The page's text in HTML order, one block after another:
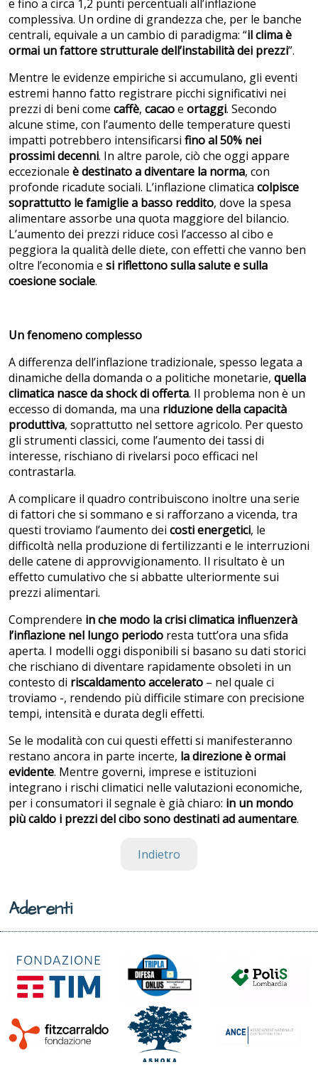
e fino a circa 1,2 punti percentuali all’inflazione
complessiva. Un ordine di grandezza che, per le banche
centrali, equivale a un cambio di paradigma: “il clima è
ormai un fattore strutturale dell’instabilità dei prezzi”.
Mentre le evidenze empiriche si accumulano, gli eventi
estremi hanno fatto registrare picchi significativi nei
prezzi di beni come caffè, cacaoe ortaggi. Secondo
alcune stime, con l’aumento delle temperature questi
impatti potrebbero intensificarsi fino al 50% nei
prossimi decenni. In altre parole, ciò che oggi appare
eccezionale è destinato a diventare la norma, con
profonde ricadute sociali. L’inflazione climatica colpisce
soprattutto le famiglie a basso reddito, dove la spesa
alimentare assorbe una quota maggiore del bilancio.
L’aumento dei prezzi riduce così l’accesso al cibo e
peggiora la qualità delle diete, con effetti che vanno ben
oltre l’economia e si riflettono sulla salute e sulla
coesione sociale.
Un fenomeno complesso
A differenza dell’inflazione tradizionale, spesso legata a
dinamiche della domanda o a politiche monetarie, quella
climatica nasce da shock di offerta. Il problema non è un
eccesso di domanda, ma una riduzione della capacità
produttiva, soprattutto nel settore agricolo. Per questo
gli strumenti classici, come l’aumento dei tassi di
interesse, rischiano di rivelarsi poco efficaci nel
contrastarla.
A complicare il quadro contribuiscono inoltre una serie
di fattori che si sommano e si rafforzano a vicenda, tra
questi troviamo l’aumento dei costi energetici, le
difficoltà nella produzione di fertilizzanti e le interruzioni
delle catene di approvvigionamento. Il risultato è un
effetto cumulativo che si abbatte ulteriormente sui
prezzi alimentari.
Comprendere in che modo la crisi climatica influenzerà
l’inflazione nel lungo periodo resta tutt’ora una sfida
aperta. I modelli oggi disponibili si basano su dati storici
che rischiano di diventare rapidamente obsoleti in un
contesto di riscaldamento accelerato – nel quale ci
troviamo -, rendendo più difficile stimare con precisione
tempi, intensità e durata degli effetti.
Se le modalità con cui questi effetti si manifesteranno
restano ancora in parte incerte, la direzione è ormai
evidente. Mentre governi, imprese e istituzioni
integrano i rischi climatici nelle valutazioni economiche,
per i consumatori il segnale è già chiaro: in un mondo
più caldo i prezzi del cibo sono destinati ad aumentare.
Indietro
Aderenti